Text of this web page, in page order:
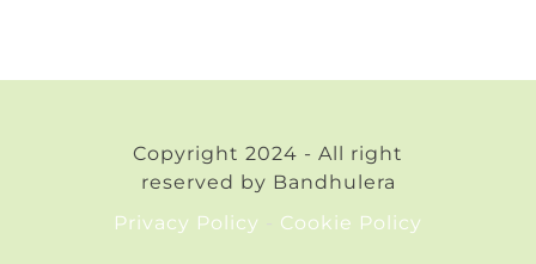
Copyright 2024 - All right
reserved by Bandhulera
Privacy Policy
Cookie Policy